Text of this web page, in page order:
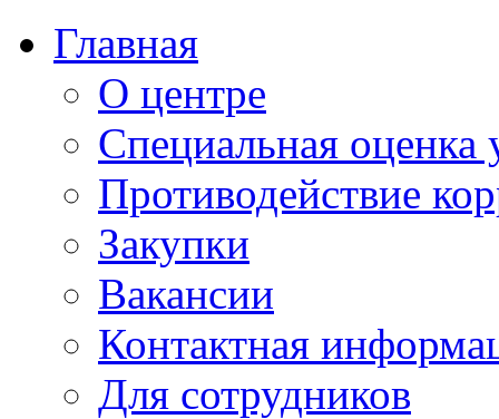
Главная
О центре
Специальная оценка
Противодействие
Закупки
Вакансии
Контактная
Для сотрудников